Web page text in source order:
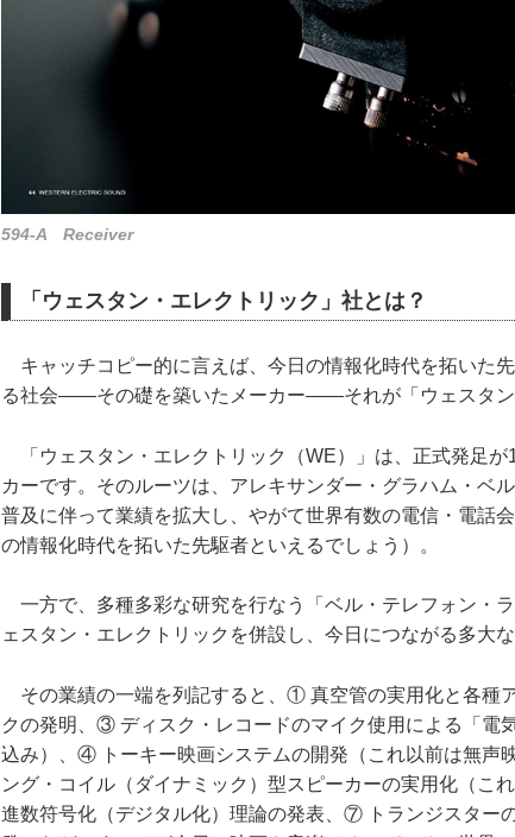
594-A Receiver
「ウェスタン・エレクトリック」社とは？
キャッチコピー的に言えば、今日の情報化時代を拓いた
る社会――その礎を築いたメーカー――それが「ウェスタン
「ウェスタン・エレクトリック（WE）」は、正式発足
カーです。そのルーツは、アレキサンダー・グラハム・ベ
普及に伴って業績を拡大し、やがて世界有数の電信・電話
の情報化時代を拓いた先駆者といえるでしょう）。
一方で、多種多彩な研究を行なう「ベル・テレフォン・
ェスタン・エレクトリックを併設し、今日につながる多大
その業績の一端を列記すると、① 真空管の実用化と各種
クの発明、③ ディスク・レコードのマイク使用による「電
込み）、④ トーキー映画システムの開発（これ以前は無声
ング・コイル（ダイナミック）型スピーカーの実用化（こ
進数符号化（デジタル化）理論の発表、⑦ トランジスター